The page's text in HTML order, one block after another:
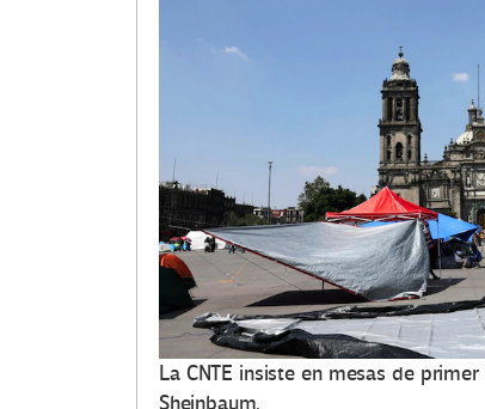
La CNTE insiste en mesas de